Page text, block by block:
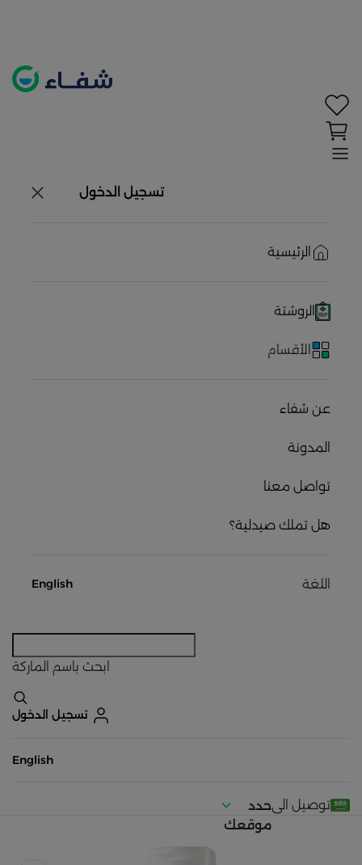
تسجيل الدخول
الرئيسية
الروشتة
الأقسام
عن شفاء
المدونة
تواصل معنا
هل تملك صيدلية؟
اللغة English
ابحث باسم الماركة
تسجيل الدخول
English
توصيل الىحدد
موقعك